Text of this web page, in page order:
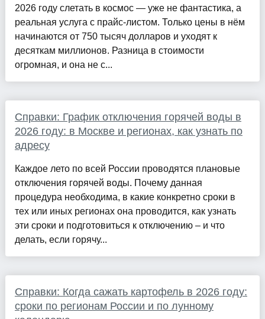
2026 году слетать в космос — уже не фантастика, а
реальная услуга с прайс-листом. Только цены в нём
начинаются от 750 тысяч долларов и уходят к
десяткам миллионов. Разница в стоимости
огромная, и она не с...
Справки: График отключения горячей воды в
2026 году: в Москве и регионах, как узнать по
адресу
Каждое лето по всей России проводятся плановые
отключения горячей воды. Почему данная
процедура необходима, в какие конкретно сроки в
тех или иных регионах она проводится, как узнать
эти сроки и подготовиться к отключению – и что
делать, если горячу...
Справки: Когда сажать картофель в 2026 году:
сроки по регионам России и по лунному